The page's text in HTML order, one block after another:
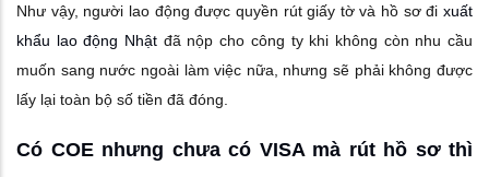
Như vậy, người lao động được quyền rút giấy tờ và hồ sơ đi xuất
khẩu lao động Nhật đã nộp cho công ty khi không còn nhu cầu
muốn sang nước ngoài làm việc nữa, nhưng sẽ phải không được
lấy lại toàn bộ số tiền đã đóng.
Có COE nhưng chưa có VISA mà rút hồ sơ thì